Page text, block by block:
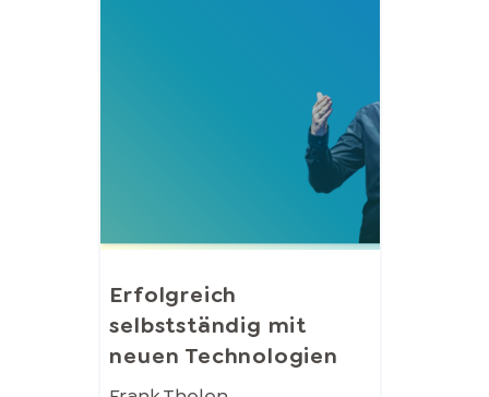
Erfolgreich
selbstständig mit
neuen Technologien